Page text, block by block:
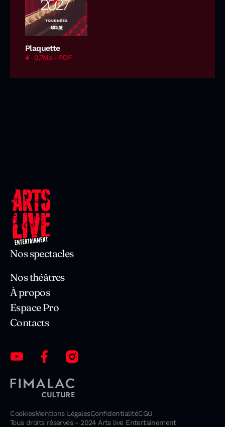
Plaquette
0,7Mo - PDF
Nos spectacles
Nos théâtres
À propos
Espace Pro
Contacts
CookiesMentions LégalesConfidentialitéCGU
Tous droits réservés - 2024 Arts live Entertainement